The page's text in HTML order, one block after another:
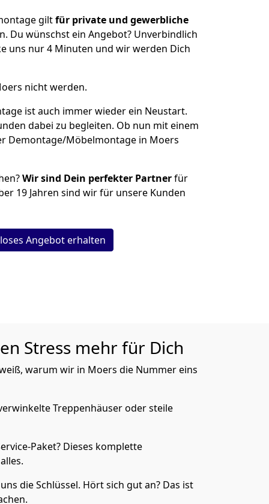
giltfür private und gewerbliche
Du wünschst ein Angebot? Unverbindlich
uns nur 4 Minuten und wir werden Dich
nicht werden.
ist auch immer wieder ein Neustart.
dabei zu begleiten. Ob nun mit einem
Demontage/Möbelmontage in Moers
Wir sind Dein perfekter Partnerfür
19 Jahren sind wir für unsere Kunden
Angebot erhalten
Stress mehr für Dich
warum wir in Moers die Nummer eins
Treppenhäuser oder steile
Paket? Dieses komplette
die Schlüssel. Hört sich gut an? Das ist